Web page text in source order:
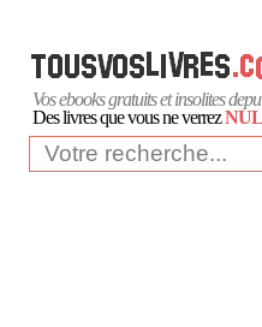
Vos ebooks gratuits et insolites
Des livres que vous ne verrez